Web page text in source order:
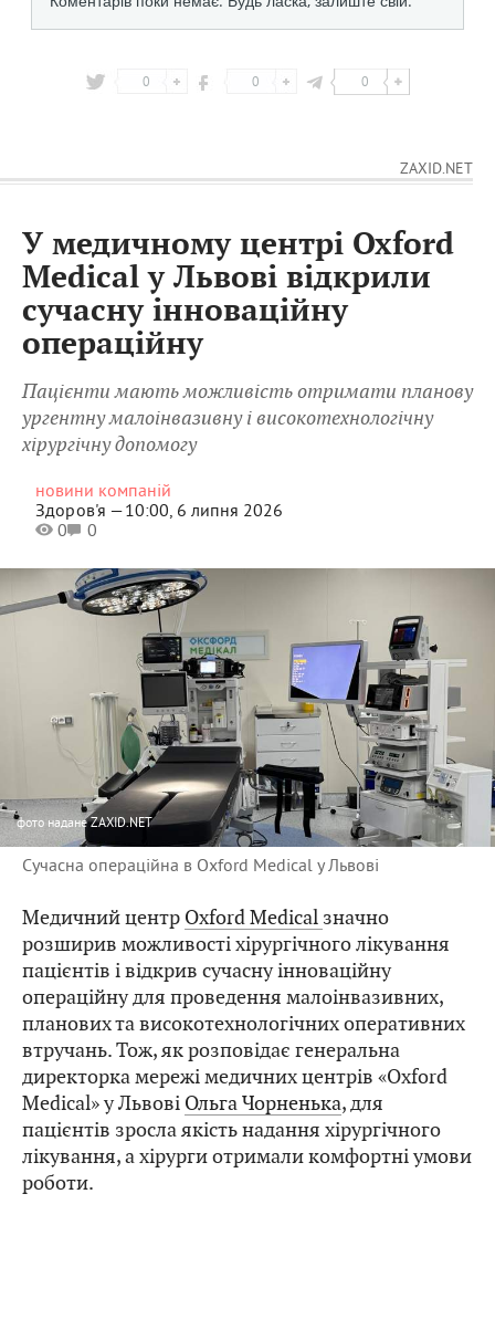
0 0 0
ZAXID.NET
У медичному центрі Oxford
Medical у Львові відкрили
сучасну інноваційну
операційну
Пацієнти мають можливість отримати планову
ургентну малоінвазивну і високотехнологічну
хірургічну допомогу
новини компаній
Здоров'я —10:00, 6 липня 2026
0
0
фото надане ZAXID.NET
Сучасна операційна в Oxford Medical у Львові
Медичний центр Oxford Medical значно
розширив можливості хірургічного лікування
пацієнтів і відкрив сучасну інноваційну
операційну для проведення малоінвазивних,
планових та високотехнологічних оперативних
втручань. Тож, як розповідає генеральна
директорка мережі медичних центрів «Oxford
Medical» у Львові Ольга Чорненька, для
пацієнтів зросла якість надання хірургічного
лікування, а хірурги отримали комфортні умови
роботи.